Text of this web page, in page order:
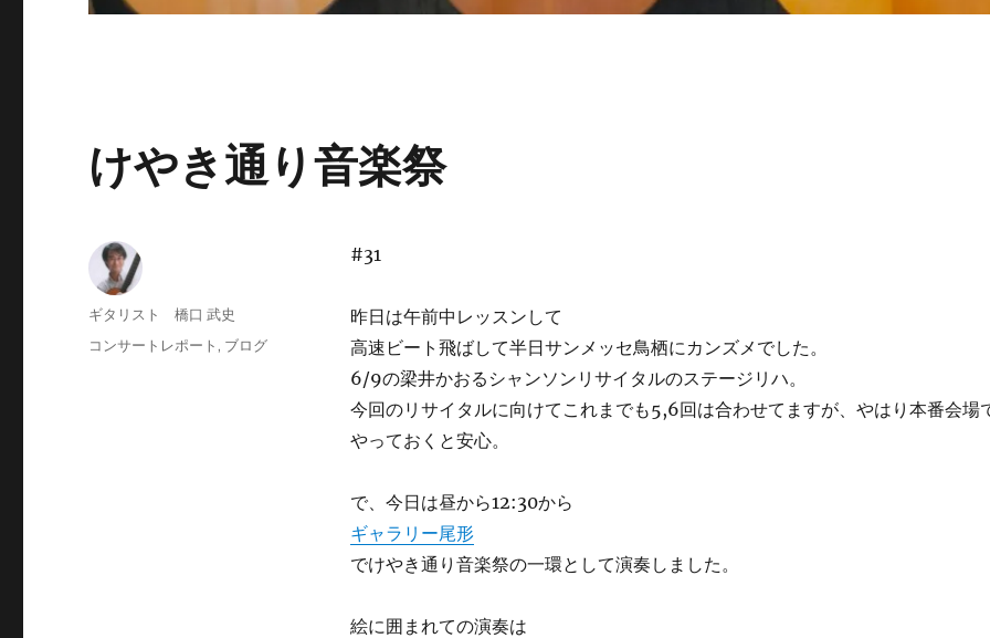
けやき通り音楽祭
#31
昨日は午前中レッスンして
高速ビート飛ばして半日サンメッセ鳥栖にカンズメでした。
6/9の梁井かおるシャンソンリサイタルのステージリハ。
今回のリサイタルに向けてこれまでも5,6回は合わせてますが、やはり本番会場
やっておくと安心。
で、今日は昼から12:30から
ギャラリー尾形
でけやき通り音楽祭の一環として演奏しました。
絵に囲まれての演奏は
投
ギタリスト 橋口 武史
投
カ
コンサートレポート , ブログ